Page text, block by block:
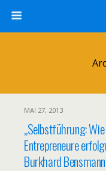
MAI 27, 2013
„Selbstführung:
Entrepreneure
Burkhard Bensmann